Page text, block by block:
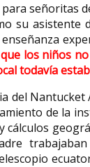
señoritas
su asistente
los niños
todavía
del Nantucket
de la